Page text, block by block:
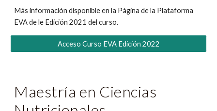
Más información disponible en la Página de la Plataforma
EVA de le Edición 2021 del curso.
Acceso Curso EVA Edición 2022
Maestría en Ciencias